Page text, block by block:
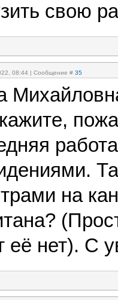
свою
08:44 | Сообщение # 35
на
её нет). С